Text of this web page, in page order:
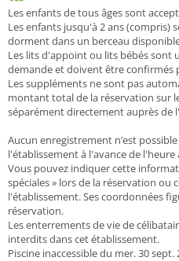
Les enfants de tous âges sont
Les enfants jusqu'à 2 ans
dorment dans un berceau
Les lits d'appoint ou lits bébés sont
demande et doivent être confirmés
Les suppléments ne sont pas
montant total de la réservation sur
séparément directement auprès de
Aucun enregistrement n’est
l'établissement à l'avance de
Vous pouvez indiquer cette
spéciales » lors de la réservation
l'établissement. Ses coordonnées
réservation.
Les enterrements de vie de
interdits dans cet établissement.
Piscine inaccessible du mer. 30 sept.